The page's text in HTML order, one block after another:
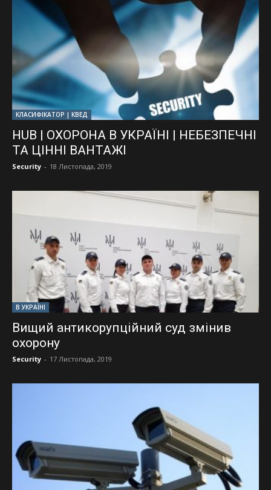
КЛАСИФІКАТОР | КВЕД
HUB | ОХОРОНА В УКРАЇНІ | НЕБЕЗПЕЧНІ
ТА ЦІННІ ВАНТАЖІ
Security - 18 Листопада, 2019
В УКРАЇНІ
Вищий антикорупційний суд змінив
охорону
Security - 17 Листопада, 2019